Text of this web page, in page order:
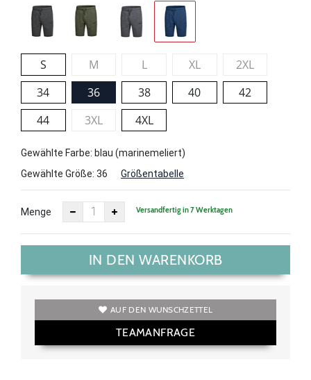
S M L XL
2XL
34
36 38 40
42
44
3XL 4XL
Gewählte Farbe: blau (marinemeliert)
Gewählte Größe: 36 Größentabelle
Menge Versandfertig in 7 Werktagen
IN DEN WARENKORB
AUF DEN WUNSCHZETTEL
TEAMANFRAGE